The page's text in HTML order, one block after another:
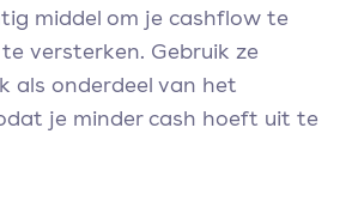
middel om je cashflow te
versterken. Gebruik ze
als onderdeel van het
je minder cash hoeft uit te